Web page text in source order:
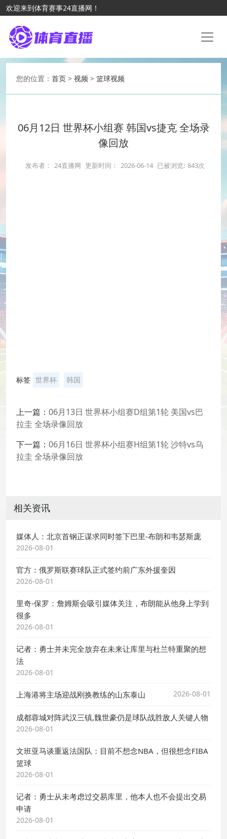
欢迎来到体育赛事24直播网！
您的位置： 首页 > 视频 > 篮球视频
06月12日 世界杯小组赛 韩国vs捷克 全场录
像回放
发布者： 24直播网 更新时间： 2026-06-14 已被浏览: 843次
标签 世界杯 韩国
上一篇： 06月13日 世界杯小组赛D组第1轮 美国vs巴
拉圭 全场录像回放
下一篇： 06月16日 世界杯小组赛H组第1轮 沙特vs乌
拉圭 全场录像回放
相关资讯
媒体人：北京首钢正谋求同时签下巴里-布朗和韦瑟斯庞
2026-08-01
官方：俄罗斯联赛球队正式签约前广东外援奎因
2026-08-01
里奇-保罗：詹姆斯会吸引媒体关注，布朗能从他身上学到
很多
2026-08-01
记者：勇士并未完全放弃在未来让库里与杜兰特重聚的想
法
2026-08-01
上海港将主场迎战刚换教练的山东泰山 2026-08-01
成都蓉城对阵武汉三镇,魏世豪仍是球队战胜敌人关键人物
2026-08-01
文班亚马谈重返法国队：目前不想念NBA，但很想念FIBA
篮球
2026-08-01
记者：勇士从未考虑过交易库里，他本人也不会提出交易
申请
2026-08-01